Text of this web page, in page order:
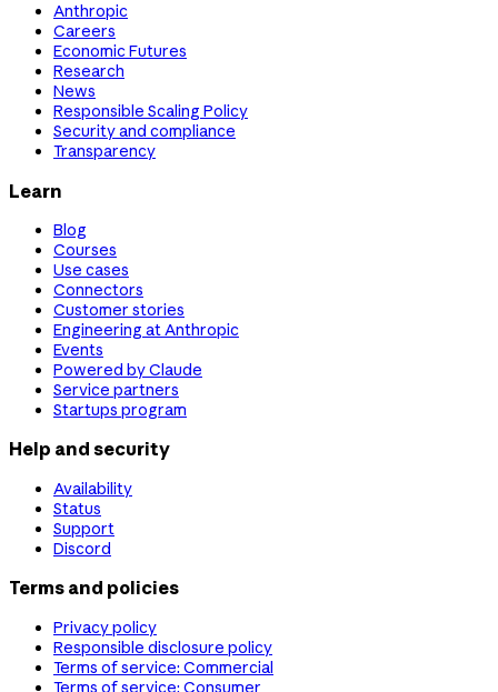
Anthropic
Careers
Economic Futures
Research
News
Responsible Scaling Policy
Security and compliance
Transparency
Learn
Blog
Courses
Use cases
Connectors
Customer stories
Engineering at Anthropic
Events
Powered by Claude
Service partners
Startups program
Help and security
Availability
Status
Support
Discord
Terms and policies
Privacy policy
Responsible disclosure policy
Terms of service: Commercial
Terms of service: Consumer